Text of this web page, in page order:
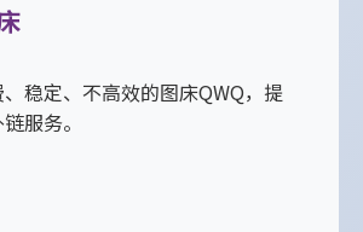
稳定、不高效的图床QWQ，提
服务。